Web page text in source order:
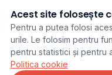
← Noutăți
Acest site folosește
Pentru a putea folosi
urile. Le folosim pentru
pentru statistici și pentru
Politica cookie